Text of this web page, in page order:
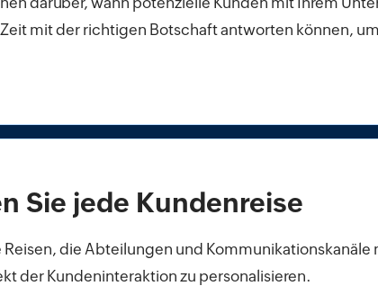
mit der richtigen Botschaft antworten können,
Sie jede Kundenreise
Reisen, die Abteilungen und Kommunikationskanäle
der Kundeninteraktion zu personalisieren.